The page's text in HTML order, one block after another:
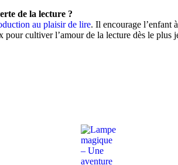
de la lecture ?
au plaisir de lire. Il encourage l’enfant
cultiver l’amour de la lecture dès le plus